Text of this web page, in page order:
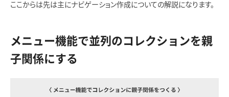
ここからは先は主にナビゲーション作成についての解説になります。
メニュー機能で並列のコレクションを親
子関係にする